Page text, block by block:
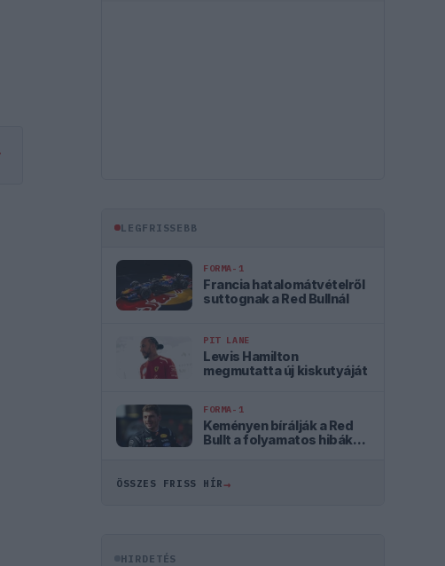
LEGFRISSEBB
FORMA-1
Francia hatalomátvételről
suttognak a Red Bullnál
PIT LANE
Lewis Hamilton
megmutatta új kiskutyáját
FORMA-1
Keményen bírálják a Red
Bullt a folyamatos hibák
ÖSSZES FRISS HÍR→
HIRDETÉS